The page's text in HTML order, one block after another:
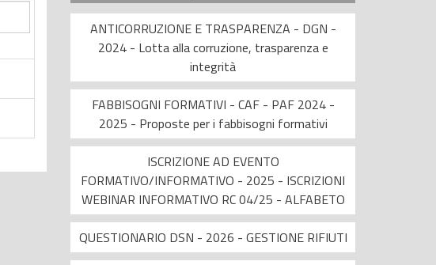
ANTICORRUZIONE E TRASPARENZA - DGN -
2024 - Lotta alla corruzione, trasparenza e
integrità
FABBISOGNI FORMATIVI - CAF - PAF 2024 -
2025 - Proposte per i fabbisogni formativi
ISCRIZIONE AD EVENTO
FORMATIVO/INFORMATIVO - 2025 - ISCRIZIONI
WEBINAR INFORMATIVO RC 04/25 - ALFABETO
QUESTIONARIO DSN - 2026 - GESTIONE RIFIUTI